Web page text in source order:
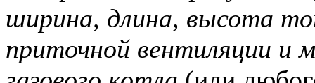
ширина, длина, высота
приточной вентиляции и